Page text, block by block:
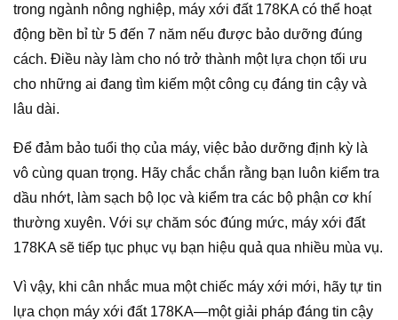
trong ngành nông nghiệp, máy xới đất 178KA có thể hoạt
động bền bỉ từ 5 đến 7 năm nếu được bảo dưỡng đúng
cách. Điều này làm cho nó trở thành một lựa chọn tối ưu
cho những ai đang tìm kiếm một công cụ đáng tin cậy và
lâu dài.
Để đảm bảo tuổi thọ của máy, việc bảo dưỡng định kỳ là
vô cùng quan trọng. Hãy chắc chắn rằng bạn luôn kiểm tra
dầu nhớt, làm sạch bộ lọc và kiểm tra các bộ phận cơ khí
thường xuyên. Với sự chăm sóc đúng mức, máy xới đất
178KA sẽ tiếp tục phục vụ bạn hiệu quả qua nhiều mùa vụ.
Vì vậy, khi cân nhắc mua một chiếc máy xới mới, hãy tự tin
lựa chọn máy xới đất 178KA—một giải pháp đáng tin cậy